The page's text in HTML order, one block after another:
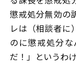
懲戒処分無効の
レは（相談者に
のに懲戒処分
だ！」というわ